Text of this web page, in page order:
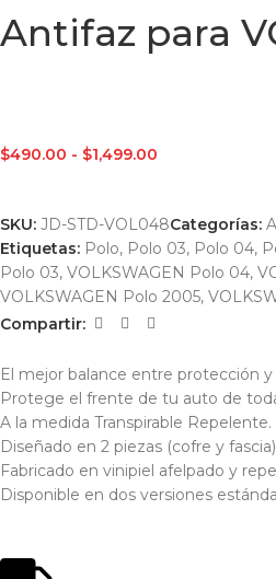
Antifaz para
$490.00 - $1,499.00
SKU: JD-STD-VOL048Categorías:
Etiquetas: Polo, Polo 03, Polo 04,
Polo 03, VOLKSWAGEN Polo 04,
VOLKSWAGEN Polo 2005,
Compartir:
El mejor balance entre protección
Protege el frente de tu auto de
A la medida Transpirable Repelente.
Diseñado en 2 piezas (cofre y
Fabricado en vinipiel afelpado y
Disponible en dos versiones